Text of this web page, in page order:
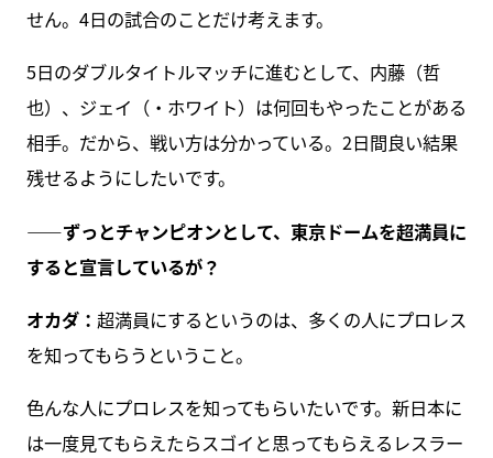
せん。4日の試合のことだけ考えます。
5日のダブルタイトルマッチに進むとして、内藤（哲
也）、ジェイ（・ホワイト）は何回もやったことがある
相手。だから、戦い方は分かっている。2日間良い結果
残せるようにしたいです。
――ずっとチャンピオンとして、東京ドームを超満員に
すると宣言しているが？
オカダ： 超満員にするというのは、多くの人にプロレス
を知ってもらうということ。
色んな人にプロレスを知ってもらいたいです。新日本に
は一度見てもらえたらスゴイと思ってもらえるレスラー